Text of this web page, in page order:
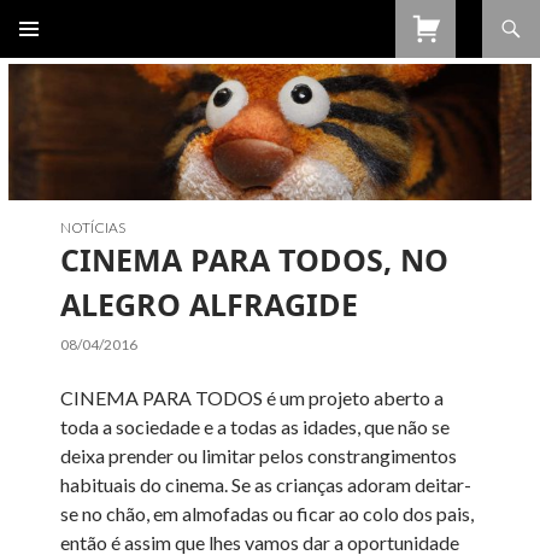
PARA
NOTÍCIAS
CINEMA PARA TODOS, NO
ALEGRO ALFRAGIDE
08/04/2016
CINEMA PARA TODOS é um projeto aberto a
toda a sociedade e a todas as idades, que não se
deixa prender ou limitar pelos constrangimentos
habituais do cinema. Se as crianças adoram deitar-
se no chão, em almofadas ou ficar ao colo dos pais,
então é assim que lhes vamos dar a oportunidade